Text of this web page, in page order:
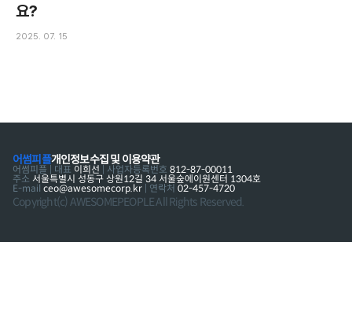
요?
2025. 07. 15
어썸피플개인정보수집 및 이용약관
어썸피플 | 대표 이희선 | 사업자등록번호 812-87-00011
주소 서울특별시 성동구 상원12길 34 서울숲에이원센터 1304호
E-mail ceo@awesomecorp.kr | 연락처 02-457-4720
Copyright(c) AWESOMEPEOPLE All Rights Reserved.